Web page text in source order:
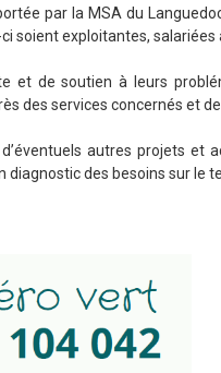
par la MSA du
soient exploitantes, salariées
et de soutien à leurs
des services concernés et
autres projets et
des besoins sur le